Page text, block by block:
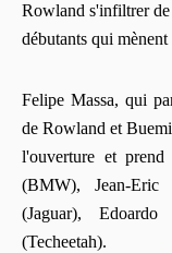
Rowland s'infiltrer
débutants qui
Felipe Massa, qui
de Rowland et
l'ouverture et
(BMW), Jean-Eric
(Jaguar),
(Techeetah).